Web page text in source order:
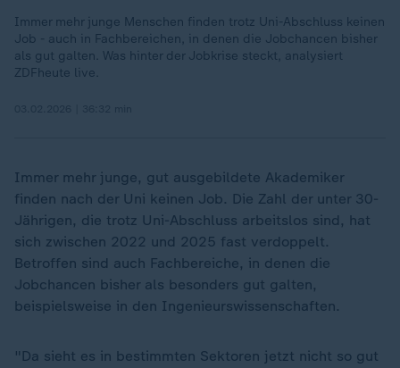
00:17
Immer mehr junge Menschen finden trotz Uni-Abschluss keinen
Job - auch in Fachbereichen, in denen die Jobchancen bisher
als gut galten. Was hinter der Jobkrise steckt, analysiert
ZDFheute live.
Immer mehr junge, gut ausgebildete Akademiker
finden nach der Uni keinen Job. Die Zahl der unter 30-
Jährigen, die trotz Uni-Abschluss arbeitslos sind, hat
sich zwischen 2022 und 2025 fast verdoppelt.
Betroffen sind auch Fachbereiche, in denen die
Jobchancen bisher als besonders gut galten,
beispielsweise in den Ingenieurswissenschaften.
"Da sieht es in bestimmten Sektoren jetzt nicht so gut